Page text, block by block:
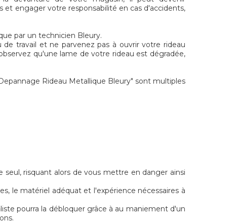
et engager votre responsabilité en cas d'accidents,
par un technicien Bleury.
de travail et ne parvenez pas à ouvrir votre rideau
qu'une lame de votre rideau est dégradée,
Rideau Metallique Bleury" sont multiples
risquant alors de vous mettre en danger ainsi
le matériel adéquat et l'expérience nécessaires à
pourra la débloquer grâce à au maniement d'un